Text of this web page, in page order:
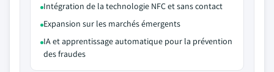
Intégration de la technologie NFC et sans contact
Expansion sur les marchés émergents
IA et apprentissage automatique pour la prévention
des fraudes